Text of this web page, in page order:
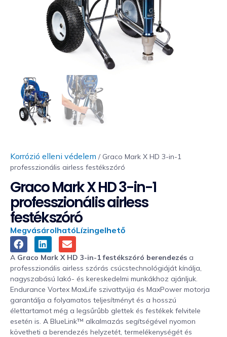
Korrózió elleni védelem / Graco Mark X HD 3-in-1
professzionális airless festékszóró
Graco Mark X HD 3-in-1
professzionális airless
festékszóró
MegvásárolhatóLízingelhető
A Graco Mark X HD 3-in-1 festékszóró berendezés a
professzionális airless szórás csúcstechnológiáját kínálja,
nagyszabású lakó- és kereskedelmi munkákhoz ajánljuk.
Endurance Vortex MaxLife szivattyúja és MaxPower motorja
garantálja a folyamatos teljesítményt és a hosszú
élettartamot még a legsűrűbb glettek és festékek felvitele
esetén is. A BlueLink™ alkalmazás segítségével nyomon
követheti a berendezés helyzetét, termelékenységét és